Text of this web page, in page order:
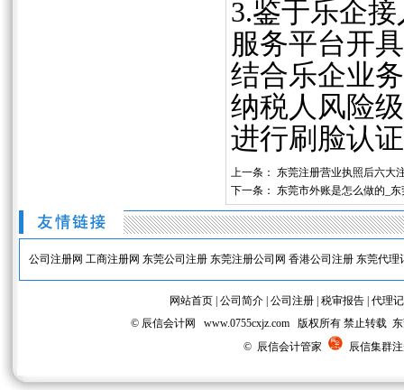
3.鉴于乐企
服务平台开
结合乐企业
纳税人风险
进行刷脸认
上一条： 东莞注册营业执照后六大
下一条： 东莞市外账是怎么做的_
公司注册网 工商注册网 东莞公司注册 东莞注册公司网 香港公司注册 东莞代理
网站首页 公司简介 公司注册 税审报告 代理
© 辰信会计网 www.0755cxjz.com 版权所有 禁止转载
© 辰信会计管家
辰信集群